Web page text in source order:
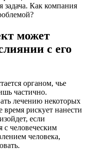
Как компания
может
с его
органом, чье
частично.
лечению некоторых
рискует нанести
если
с человеческим
человека,